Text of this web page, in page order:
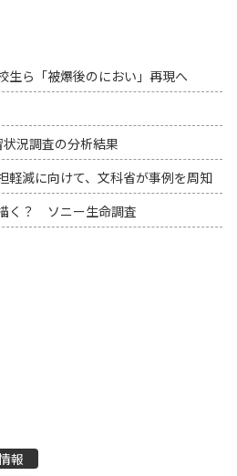
ら「被爆後のにおい」再現へ
況調査の分析結果
減に向けて、文科省が事例を周知
く？ ソニー生命調査
報